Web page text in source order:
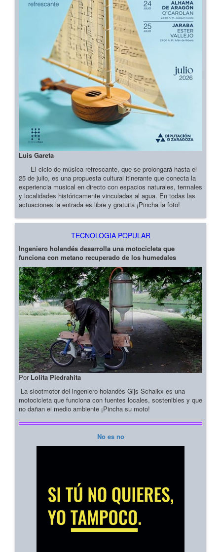
Luis Gareta
El ciclo de música refrescante, que se prolongará hasta el
25 de julio, es una propuesta cultural itinerante que conecta la
experiencia musical en directo con espacios naturales, termales
y localidades históricamente vinculadas al agua. En todas las
actuaciones la entrada es libre y gratuita ¡Pincha la foto!
TECNOLOGIA POPULAR
Ingeniero holandés desarrolla una motocicleta que
funciona con metano recuperado de los humedales
Por Lolita Piedrahita
La slootmotor del ingeniero holandés Gijs Schalkx es una
motocicleta que funciona con fuentes locales, sostenibles y que
no dañan el medio ambiente ¡Pincha su moto!
No es no